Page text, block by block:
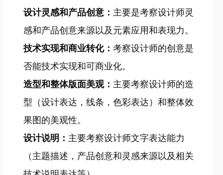
设计灵感和产品创意： 主要是考察设计师灵
感和产品创意来源以及元素应用和表现力。
技术实现和商业转化： 考察设计师的创意是
否能技术实现和可商业化。
造型和整体版面美观： 主要考察设计师的造
型（设计表达，线条，色彩表达）和整体效
果图的美观性。
设计说明： 主要考察设计师文字表达能力
（主题描述，产品创意和灵感来源以及相关